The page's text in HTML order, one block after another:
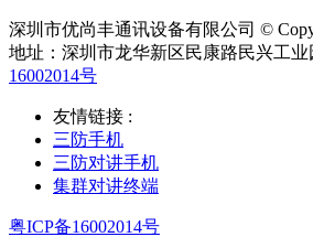
深圳市优尚丰通讯设备有限公司 ©
地址：深圳市龙华新区民康路民兴工业
16002014号
友情链接 :
三防手机
三防对讲手机
集群对讲终端
粤ICP备16002014号